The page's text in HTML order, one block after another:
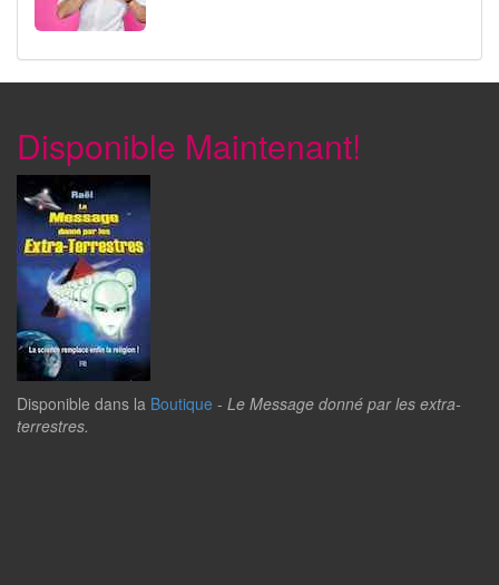
Disponible Maintenant!
Disponible dans la Boutique - Le Message donné par les extra-
terrestres.